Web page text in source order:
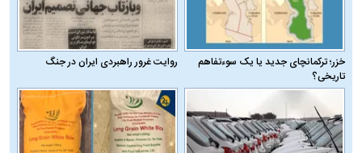
خزر؛ ترکمانچای جدید یا یک سوءتفاهم
تاریخی؟
روایت غرور راهبردی ایران در جنگ